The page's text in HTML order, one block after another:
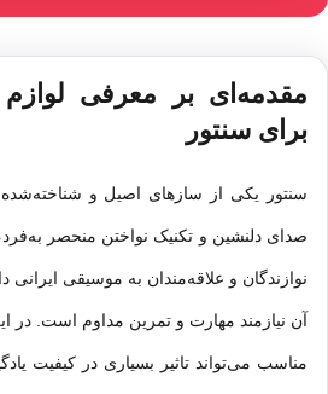
مقدمه‌ای بر معرفی لوازم
برای سنتور
سنتور یکی از سازهای اصیل و
صدای دلنشین و تکنیک نواختن منحصر
نوازندگان و علاقه‌مندان به موسیقی ایرانی
آن نیازمند مهارت و تمرین مداوم است. در
مناسب می‌تواند تاثیر بسیاری در کیفیت